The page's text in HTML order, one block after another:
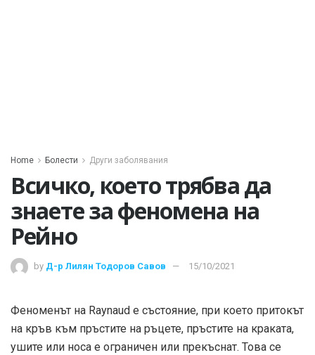
Home Болести Други заболявания
Всичко, което трябва да
знаете за феномена на
Рейно
by Д-р Лилян Тодоров Савов 15/10/2021
Феноменът на Raynaud е състояние, при което притокът
на кръв към пръстите на ръцете, пръстите на краката,
ушите или носа е ограничен или прекъснат. Това се